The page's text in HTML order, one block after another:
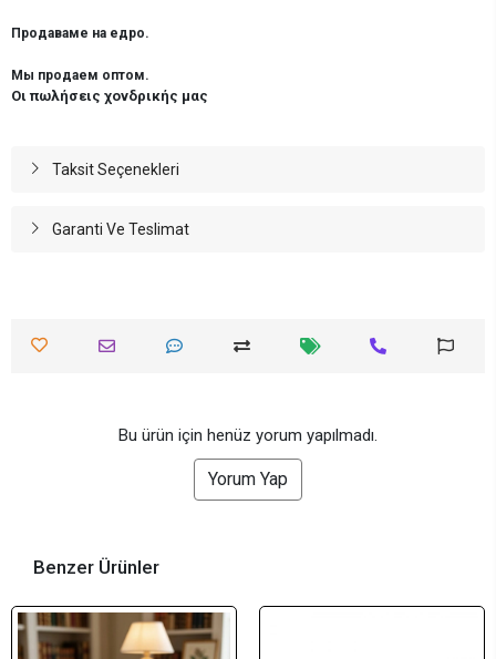
Продаваме на едро.
Мы продаем оптом.
Οι πωλήσεις χονδρικής μας
Taksit Seçenekleri
Garanti Ve Teslimat
Bu ürün için henüz yorum yapılmadı.
Yorum Yap
Benzer Ürünler